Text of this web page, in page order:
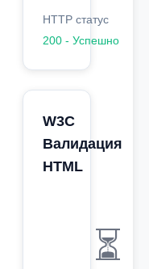
HTTP статус
200 - Успешно
W3C
Валидация
HTML
⏳